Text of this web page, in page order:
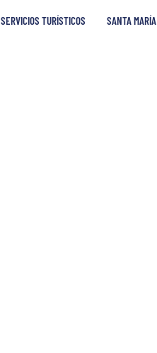
SERVICIOS TURÍSTICOS SANTA MARÍA